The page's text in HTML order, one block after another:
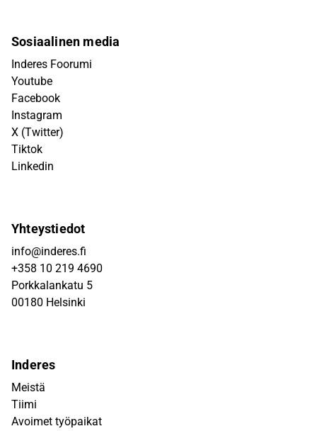
Sosiaalinen media
Inderes Foorumi
Youtube
Facebook
Instagram
X (Twitter)
Tiktok
Linkedin
Yhteystiedot
info@inderes.fi
+358 10 219 4690
Porkkalankatu 5
00180 Helsinki
Inderes
Meistä
Tiimi
Avoimet työpaikat